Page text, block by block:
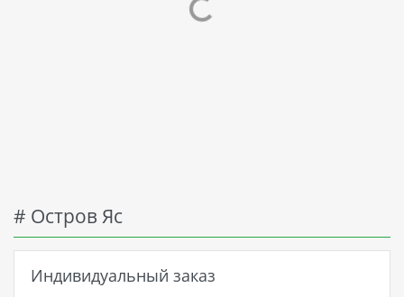
# Остров Яс
Индивидуальный заказ